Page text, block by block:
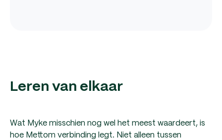
Leren van elkaar
Wat Myke misschien nog wel het meest waardeert, is
hoe Mettom verbinding legt. Niet alleen tussen